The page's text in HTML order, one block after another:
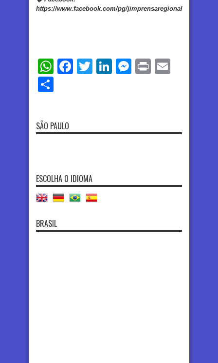
https://www.facebook.com/pg/jimprensaregional
WhatsApp
Facebook
TwitterLinkedIn
Messenger
Print
SÃO PAULO
ESCOLHA O IDIOMA
BRASIL